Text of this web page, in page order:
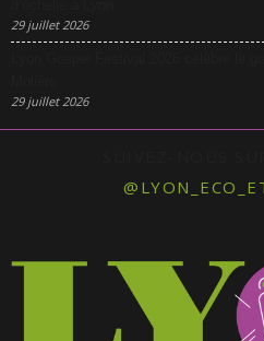
29 juillet 2026
29 juillet 2026